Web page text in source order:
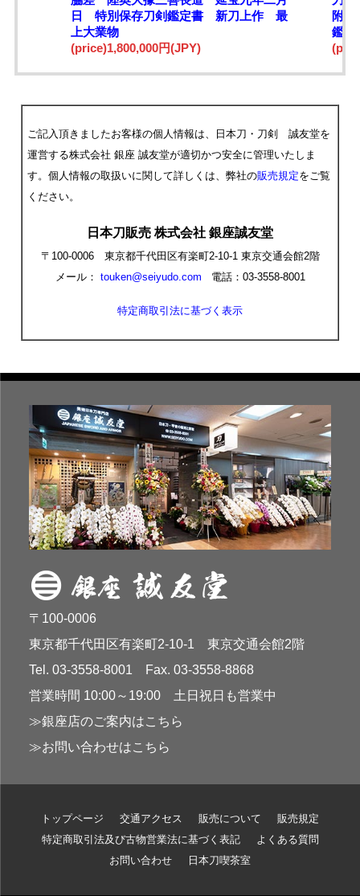
日 特別保存刀剣鑑定書 新刀上作 最
上大業物
(price)1,800,000円(JPY)
附
鑑
ご記入頂きましたお客様の個人情報は、日本刀・刀剣 誠友堂を
運営する株式会社 銀座 誠友堂が適切かつ安全に管理いたしま
す。個人情報の取扱いに関して詳しくは、弊社の販売規定をご覧
ください。
日本刀販売 株式会社 銀座誠友堂
〒100-0006 東京都千代田区有楽町2-10-1 東京交通会館2階
メール： touken@seiyudo.com 電話：03-3558-8001
特定商取引法に基づく表示
〒100-0006
東京都千代田区有楽町2-10-1 東京交通会館2階
Tel. 03-3558-8001 Fax. 03-3558-8868
営業時間 10:00～19:00 土日祝日も営業中
≫銀座店のご案内はこちら
≫お問い合わせはこちら
トップページ 交通アクセス 販売について
販売規定
特定商取引法及び古物営業法に基づく表記
よくある質問
お問い合わせ
日本刀喫茶室